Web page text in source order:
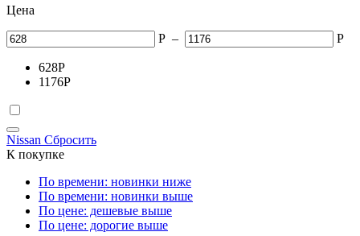
Цена
Р – Р
628Р
1176Р
Nissan Сбросить
К покупке
По времени: новинки ниже
По времени: новинки выше
По цене: дешевые выше
По цене: дорогие выше